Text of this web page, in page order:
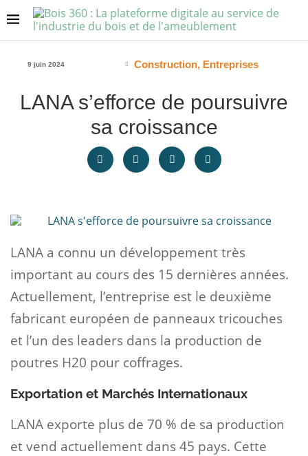
9 juin 2024 Construction, Entreprises
LANA s’efforce de poursuivre
sa croissance
LANA a connu un développement très
important au cours des 15 dernières années.
Actuellement, l’entreprise est le deuxième
fabricant européen de panneaux tricouches
et l’un des leaders dans la production de
poutres H20 pour coffrages.
Exportation et Marchés Internationaux
LANA exporte plus de 70 % de sa production
et vend actuellement dans 45 pays. Cette